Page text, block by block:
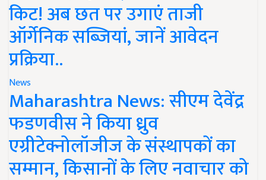
किट! अब छत पर उगाएं ताजी
ऑर्गेनिक सब्जियां, जानें आवेदन
प्रक्रिया..
News
Maharashtra News: सीएम देवेंद्र
फडणवीस ने किया ध्रुव
एग्रीटेक्नोलॉजीज के संस्थापकों का
सम्मान, किसानों के लिए नवाचार को